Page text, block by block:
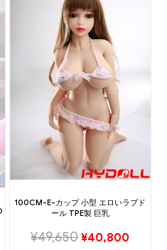
100CM-E-カップ 小型 エロいラブド
ール TPE製 巨乳
¥49,650 ¥40,800